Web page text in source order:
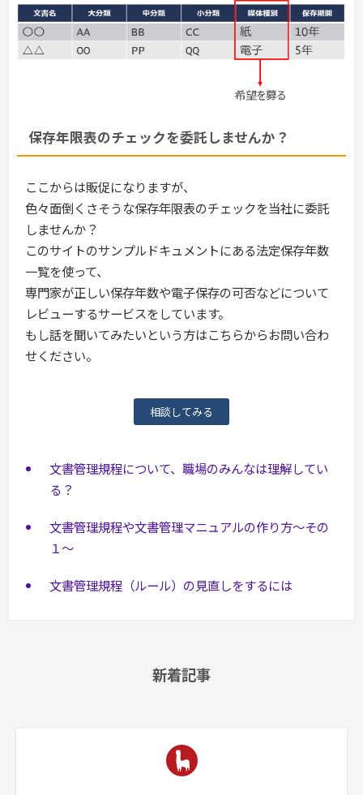
保存年限表のチェックを委託しませんか？
ここからは販促になりますが、
色々面倒くさそうな保存年限表のチェックを当社に委託
しませんか？
このサイトのサンプルドキュメントにある法定保存年数
一覧を使って、
専門家が正しい保存年数や電子保存の可否などについて
レビューするサービスをしています。
もし話を聞いてみたいという方はこちらからお問い合わ
せください。
相談してみる
文書管理規程について、職場のみんなは理解してい
る？
文書管理規程や文書管理マニュアルの作り方～その
１～
文書管理規程（ルール）の見直しをするには
新着記事